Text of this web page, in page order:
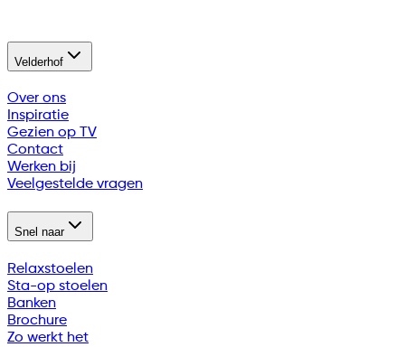
Velderhof
Over ons
Inspiratie
Gezien op TV
Contact
Werken bij
Veelgestelde vragen
Snel naar
Relaxstoelen
Sta-op stoelen
Banken
Brochure
Zo werkt het